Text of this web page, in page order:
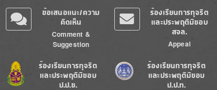
ข้อเสนอแนะ/ความ
คิดเห็น
Comment &
Suggestion
ร้องเรียนการทุจริต
และประพฤติมิชอบ
สจล.
Appeal
Image
ร้องเรียนการทุจริต
และประพฤติมิชอบ
ป.ป.ช.
Image
ร้องเรียนการทุจริต
และประพฤติมิชอบ
ป.ป.ท.